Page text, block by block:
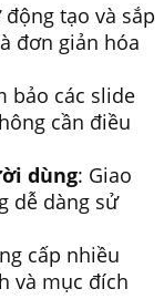
động tạo và sắp
đơn giản hóa
bảo các slide
cần điều
dùng: Giao
dễ dàng sử
cấp nhiều
và mục đích